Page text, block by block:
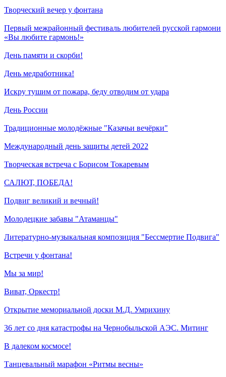
Творческий вечер у фонтана
Первый межрайонный фестиваль любителей русской гармони
«Вы любите гармонь!»
День памяти и скорби!
День медработника!
Искру тушим от пожара, беду отводим от удара
День России
Традиционные молодёжные "Казачьи вечёрки"
Международный день защиты детей 2022
Творческая встреча с Борисом Токаревым
САЛЮТ, ПОБЕДА!
Подвиг великий и вечный!
Молодецкие забавы "Атаманцы"
Литературно-музыкальная композиция "Бессмертие Подвига"
Встречи у фонтана!
Мы за мир!
Виват, Оркестр!
Открытие мемориальной доски М.Д. Умрихину
36 лет со дня катастрофы на Чернобыльской АЭС. Митинг
В далеком космосе!
Танцевальный марафон «Ритмы весны»